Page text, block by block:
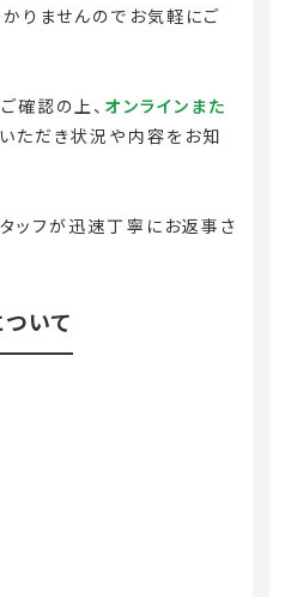
りませんのでお気軽にご
確認の上、 オンラインまた
ただき状況や内容をお知
ッフが迅速丁寧にお返事さ
いて